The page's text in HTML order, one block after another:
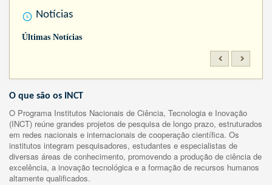
Notícias
Últimas Notícias
O que são os INCT
O Programa Institutos Nacionais de Ciência, Tecnologia e Inovação
(INCT) reúne grandes projetos de pesquisa de longo prazo, estruturados
em redes nacionais e internacionais de cooperação científica. Os
institutos integram pesquisadores, estudantes e especialistas de
diversas áreas de conhecimento, promovendo a produção de ciência de
excelência, a inovação tecnológica e a formação de recursos humanos
altamente qualificados.